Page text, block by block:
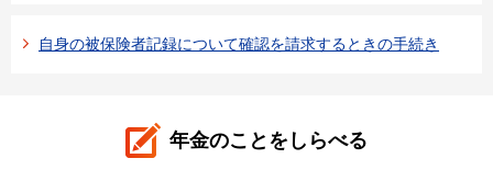
自身の被保険者記録について確認を請求するときの手続き
年金のことをしらべる